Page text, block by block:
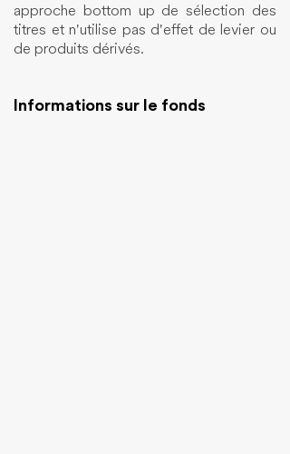
approche bottom up de sélection des
titres et n'utilise pas d'effet de levier ou
de produits dérivés.
Informations sur le fonds